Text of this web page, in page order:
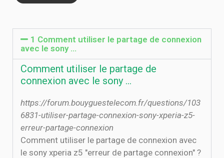
1 Comment utiliser le partage de connexion
avec le sony ...
Comment utiliser le partage de
connexion avec le sony ...
https://forum.bouyguestelecom.fr/questions/103
6831-utiliser-partage-connexion-sony-xperia-z5-
erreur-partage-connexion
Comment utiliser le partage de connexion avec
le sony xperia z5 "erreur de partage connexion" ?